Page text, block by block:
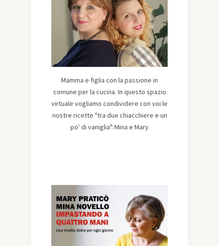
Mamma e figlia con la passione in
comune per la cucina. In questo spazio
virtuale vogliamo condividere con voi le
nostre ricette "tra due chiacchiere e un
po' di vaniglia". Mina e Mary